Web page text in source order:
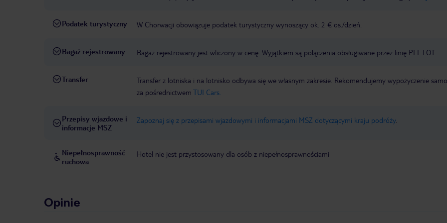
Podatek turystyczny W Chorwacji obowiązuje podatek turystyczny wynoszący ok. 2 € os./dzień.
Bagaż rejestrowany Bagaż rejestrowany jest wliczony w cenę. Wyjątkiem są połączenia obsługiwane przez linię PLL LOT.
Transfer
Transfer z lotniska i na lotnisko odbywa się we własnym zakresie. Rekomendujemy wypożyczenie
za pośrednictwem TUI Cars.
Przepisy wjazdowe i
informacje MSZ
Zapoznaj się z przepisami wjazdowymi i informacjami MSZ dotyczącymi kraju podróży.
Niepełnosprawność
ruchowa
Hotel nie jest przystosowany dla osób z niepełnosprawnościami
Opinie